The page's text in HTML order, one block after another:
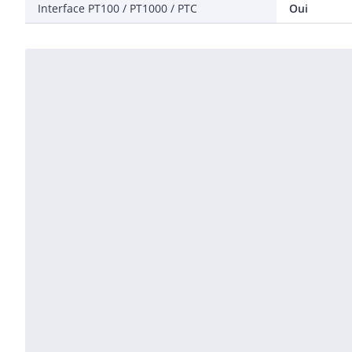
Interface PT100 / PT1000 / PTC
Oui